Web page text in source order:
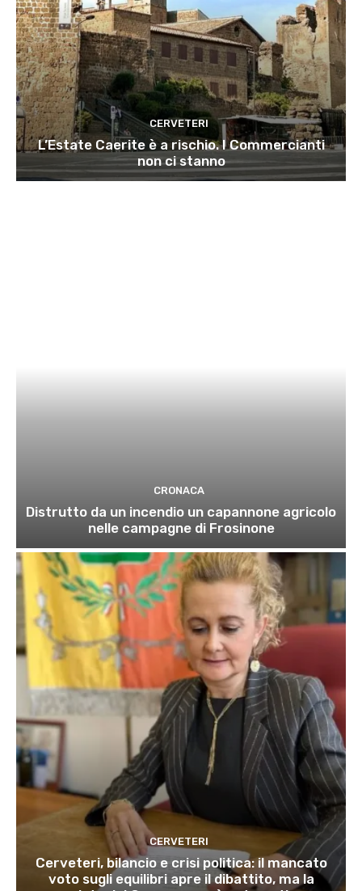
CERVETERI
L’Estate Caerite è a rischio. I Commercianti
non ci stanno
CRONACA
Distrutto da un incendio un capannone agricolo
nelle campagne di Frosinone
CERVETERI
Cerveteri, bilancio e crisi politica: il mancato
voto sugli equilibri apre il dibattito, ma la